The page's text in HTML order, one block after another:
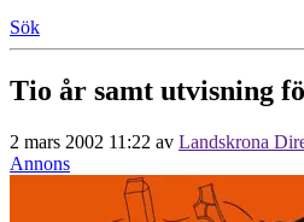
Sök
Tio år samt utvisning
2 mars 2002 11:22 av Landskrona
Annons